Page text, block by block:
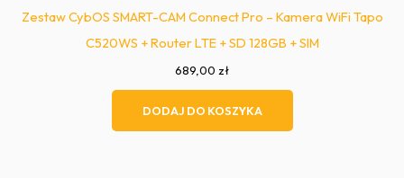
Zestaw CybOS SMART-CAM Connect Pro – Kamera WiFi Tapo
C520WS + Router LTE + SD 128GB + SIM
689,00 zł
DODAJ DO KOSZYKA